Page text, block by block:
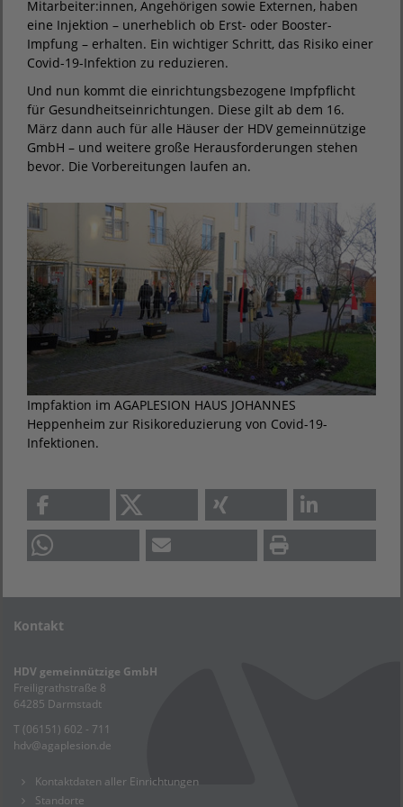
Mitarbeiter:innen, Angehörigen sowie Externen, haben
eine Injektion – unerheblich ob Erst- oder Booster-
Impfung – erhalten. Ein wichtiger Schritt, das Risiko einer
Covid-19-Infektion zu reduzieren.
Und nun kommt die einrichtungsbezogene Impfpflicht
für Gesundheitseinrichtungen. Diese gilt ab dem 16.
März dann auch für alle Häuser der HDV gemeinnützige
GmbH – und weitere große Herausforderungen stehen
bevor. Die Vorbereitungen laufen an.
Impfaktion im AGAPLESION HAUS JOHANNES
Heppenheim zur Risikoreduzierung von Covid-19-
Infektionen.
Kontakt
HDV gemeinnützige GmbH
Freiligrathstraße 8
64285 Darmstadt
T (06151) 602 - 711
hdv@agaplesion.de
Kontaktdaten aller Einrichtungen
Standorte